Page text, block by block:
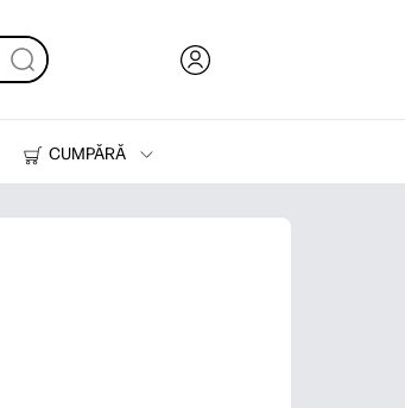
CUMPĂRĂ
Imprimante